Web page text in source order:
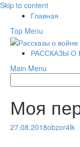
Skip to content
Главная
Top Menu
РАССКАЗЫ О
Main Menu
Моя
27.08.2018obzor4ik